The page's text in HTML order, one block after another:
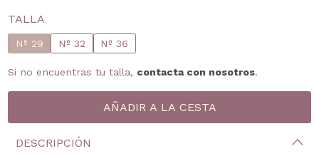
TALLA
Nº 29 Nº 32 Nº 36
Si no encuentras tu talla, contacta con nosotros.
DESCRIPCIÓN